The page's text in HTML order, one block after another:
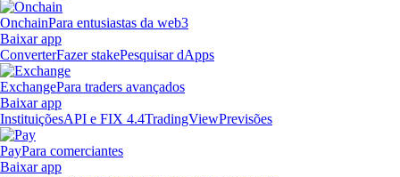
OnchainPara entusiastas da web3
Baixar app
ConverterFazer stakePesquisar dApps
ExchangePara traders avançados
Baixar app
InstituiçõesAPI e FIX 4.4TradingViewPrevisões
PayPara comerciantes
Baixar app